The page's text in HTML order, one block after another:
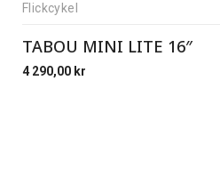
Flickcykel
TABOU MINI LITE 16″
4 290,00 kr